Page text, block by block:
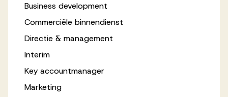
Business development
Commerciële binnendienst
Directie & management
Interim
Key accountmanager
Marketing